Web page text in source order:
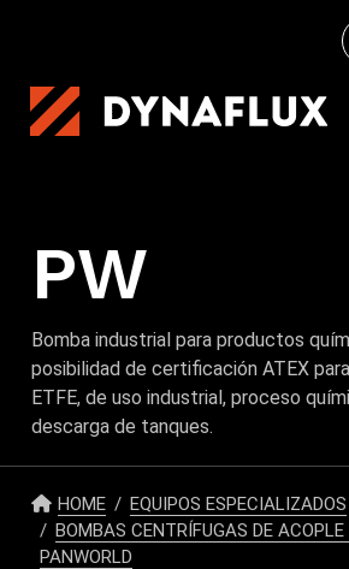
PW
Bomba industrial para productos
posibilidad de certificación ATEX
ETFE, de uso industrial, proceso
descarga de tanques.
HOME
EQUIPOS ESPECIALIZADOS
BOMBAS CENTRÍFUGAS DE
PANWORLD